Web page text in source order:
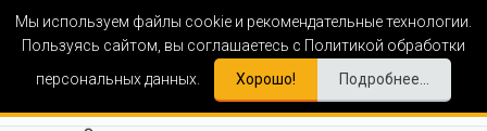
Мы используем файлы cookie и рекомендательные технологии.
Пользуясь сайтом, вы соглашаетесь с Политикой обработки
персональных данных.
Хорошо! Подробнее...